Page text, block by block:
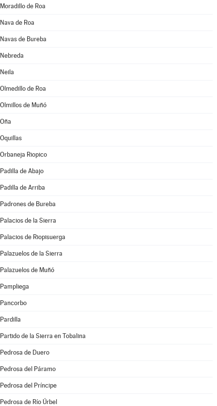
Moradillo de Roa
Nava de Roa
Navas de Bureba
Nebreda
Neila
Olmedillo de Roa
Olmillos de Muñó
Oña
Oquillas
Orbaneja Riopico
Padilla de Abajo
Padilla de Arriba
Padrones de Bureba
Palacios de la Sierra
Palacios de Riopisuerga
Palazuelos de la Sierra
Palazuelos de Muñó
Pampliega
Pancorbo
Pardilla
Partido de la Sierra en Tobalina
Pedrosa de Duero
Pedrosa del Páramo
Pedrosa del Príncipe
Pedrosa de Río Úrbel